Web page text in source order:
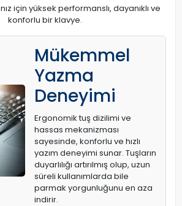
için yüksek performanslı, dayanıklı ve
konforlu bir klavye.
Mükemmel
Yazma
Deneyimi
Ergonomik tuş dizilimi ve
hassas mekanizması
sayesinde, konforlu ve hızlı
yazım deneyimi sunar. Tuşların
duyarlılığı artırılmış olup, uzun
süreli kullanımlarda bile
parmak yorgunluğunu en aza
indirir.